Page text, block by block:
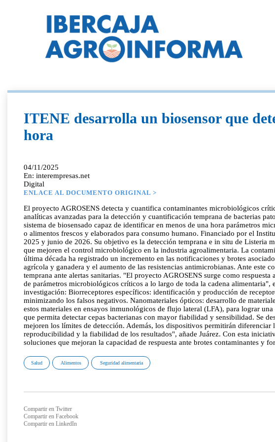
ITENE desarrolla un biosensor que
hora
04/11/2025
En: interempresas.net
Digital
ENLACE AL DOCUMENTO ORIGINAL >
El proyecto AGROSENS detecta y cuantifica contaminantes microbiológicos
analíticas avanzadas para la detección y cuantificación temprana de bacterias
sistema de biosensado capaz de identificar en menos de una hora parámetros
o alimentos frescos y elaborados para consumo humano. Financiado por el
2025 y junio de 2026. Su objetivo es la detección temprana e in situ de Listeria
que mejoren el control microbiológico en la industria agroalimentaria. La
última década ha registrado un incremento en las notificaciones y brotes
agrícola y ganadera y el aumento de las resistencias antimicrobianas. Ante este
temprana ante alertas sanitarias. "El proyecto AGROSENS surge como
de parámetros microbiológicos críticos a lo largo de toda la cadena
investigación: Biorreceptores específicos: identificación y producción de
minimizando los falsos negativos. Nanomateriales ópticos: desarrollo de
estos materiales en ensayos inmunológicos de flujo lateral (LFA), para lograr
que permita detectar cepas bacterianas con mayor fiabilidad y sensibilidad. Se
mejoren los límites de detección. Además, los dispositivos permitirán
reproducibilidad y la fiabilidad de los resultados", añade Juárez. Con esta
soluciones que mejoran la capacidad de respuesta ante brotes contaminantes y
Salud Alimentos Seguridad alimentaria
Compartir en Twitter
Compartir en Facebook
Compartir en LinkedIn